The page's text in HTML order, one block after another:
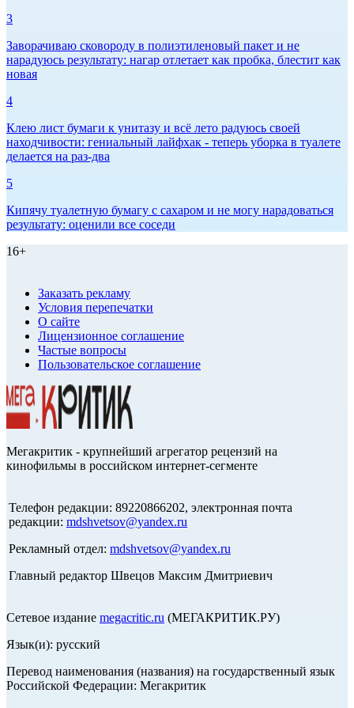
3
Заворачиваю сковороду в полиэтиленовый пакет и не
нарадуюсь результату: нагар отлетает как пробка, блестит как
новая
4
Клею лист бумаги к унитазу и всё лето радуюсь своей
находчивости: гениальный лайфхак - теперь уборка в туалете
делается на раз-два
5
Кипячу туалетную бумагу с сахаром и не могу нарадоваться
результату: оценили все соседи
16+
Заказать рекламу
Условия перепечатки
О сайте
Лицензионное соглашение
Частые вопросы
Пользовательское соглашение
Мегакритик - крупнейший агрегатор рецензий на
кинофильмы в российском интернет-сегменте
Телефон редакции: 89220866202, электронная почта
редакции: mdshvetsov@yandex.ru
Рекламный отдел: mdshvetsov@yandex.ru
Главный редактор Швецов Максим Дмитриевич
Сетевое издание megacritic.ru (МЕГАКРИТИК.РУ)
Язык(и): русский
Перевод наименования (названия) на государственный язык
Российской Федерации: Мегакритик